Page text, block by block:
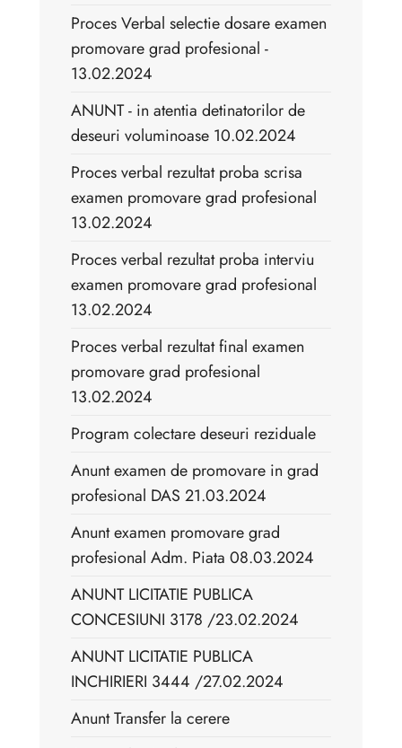
Proces Verbal selectie dosare examen
promovare grad profesional -
13.02.2024
ANUNT - in atentia detinatorilor de
deseuri voluminoase 10.02.2024
Proces verbal rezultat proba scrisa
examen promovare grad profesional
13.02.2024
Proces verbal rezultat proba interviu
examen promovare grad profesional
13.02.2024
Proces verbal rezultat final examen
promovare grad profesional
13.02.2024
Program colectare deseuri reziduale
Anunt examen de promovare in grad
profesional DAS 21.03.2024
Anunt examen promovare grad
profesional Adm. Piata 08.03.2024
ANUNT LICITATIE PUBLICA
CONCESIUNI 3178 /23.02.2024
ANUNT LICITATIE PUBLICA
INCHIRIERI 3444 /27.02.2024
Anunt Transfer la cerere